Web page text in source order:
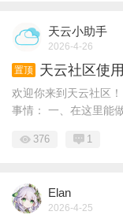
天云小助手
2026-4-26
置顶 天云社区使
欢迎你来到天云社区
事情： 一、在这里能
376 1
Elan
2026-4-25